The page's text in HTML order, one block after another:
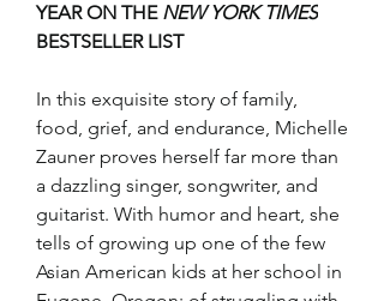
YEAR ON THE NEW YORK TIMES
BESTSELLER LIST
In this exquisite story of family,
food, grief, and endurance, Michelle
Zauner proves herself far more than
a dazzling singer, songwriter, and
guitarist. With humor and heart, she
tells of growing up one of the few
Asian American kids at her school in